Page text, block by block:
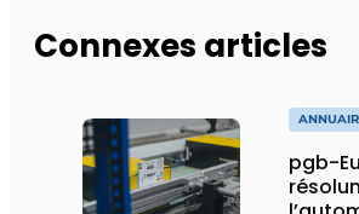
Connexes articles
pgb-